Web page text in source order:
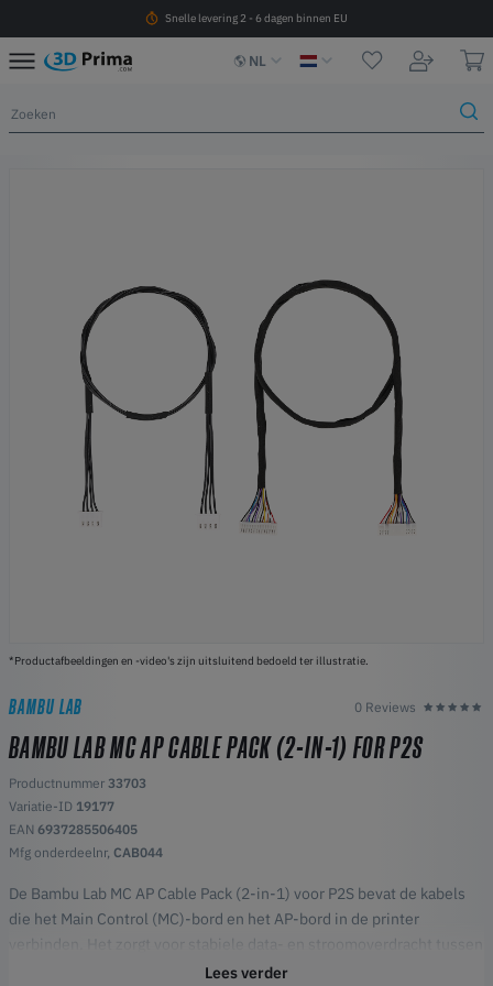
Snelle levering 2 - 6 dagen binnen EU
NL
*Productafbeeldingen en -video's zijn uitsluitend bedoeld ter illustratie.
BAMBU LAB 0 Reviews
BAMBU LAB MC AP CABLE PACK (2-IN-1) FOR P2S
Productnummer 33703
Variatie-ID 19177
EAN 6937285506405
Mfg onderdeelnr, CAB044
De Bambu Lab MC AP Cable Pack (2-in-1) voor P2S bevat de kabels
die het Main Control (MC)-bord en het AP-bord in de printer
verbinden. Het zorgt voor stabiele data- en stroomoverdracht tussen
de modules. Als origineel vervangingsonderdeel biedt het
Lees verder